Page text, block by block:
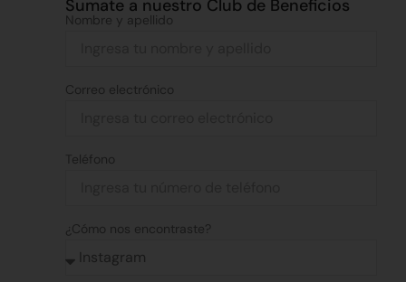
Sumate a nuestro Club de Beneficios
Nombre y apellido
Correo electrónico
Teléfono
¿Cómo nos encontraste?